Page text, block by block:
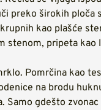
preko širokih ploča
kao plašće
stenom, pripeta kao
Pomrčina kao
na brodu
Samo gdešto